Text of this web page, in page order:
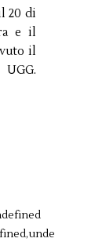
20 di
e il
il
unde